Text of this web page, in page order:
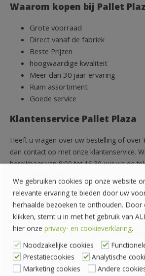
Waarom kopen bij Pallet
Grote voorraad
Direct vanaf de fabriek
Beste Prijzen
hoogwaardige kwaliteit
Meer dan 30 jaar ervaring
Ruim assortiment
Goede service
Klantenservice Pallet Plaza
Heeft u vragen over uw bestelling of over
dan contact op met onze klantenservice.
bereikbaar van 8:00 tot 16:30 uur via de
via de online chat.
Pallethandel Pallet Plaza B.V.
Draaibrugweg 2
1332 AC Almere
Telefoon: 036 760 4262
Rekeningnummer: NL24 INGB 0007070888
KvK-nummer: 62559060
info@palletplaza.nl
We gebruiken cookies op onze website
relevante ervaring te bieden door uw
herhaalde bezoeken te onthouden. Door
klikken, stemt u in met het gebruik van
hier onze privacy- en cookieverklaring.
Noodzakelijke cookies
Prestatiecookies
Analytische
Marketing cookies
Andere